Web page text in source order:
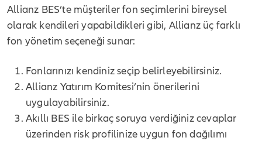
Allianz BES’te müşteriler fon seçimlerini bireysel
olarak kendileri yapabildikleri gibi, Allianz üç farklı
fon yönetim seçeneği sunar:
Fonlarınızı kendiniz seçip belirleyebilirsiniz.
Allianz Yatırım Komitesi’nin önerilerini
uygulayabilirsiniz.
Akıllı BES ile birkaç soruya verdiğiniz cevaplar
üzerinden risk profilinize uygun fon dağılımı